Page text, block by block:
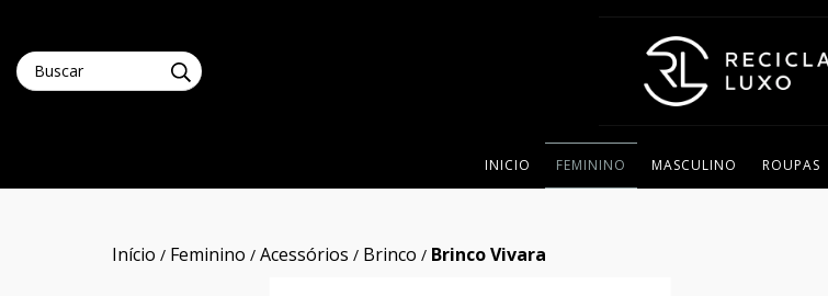
INICIO FEMININO MASCULINO ROUPAS
Início / Feminino / Acessórios / Brinco / Brinco Vivara